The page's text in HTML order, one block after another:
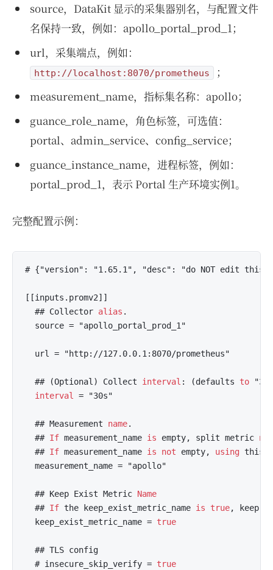
source，DataKit 显示的采集器别名，与配置文件
名保持一致，例如：apollo_portal_prod_1；
url，采集端点，例如：
http://localhost:8070/prometheus ；
measurement_name，指标集名称：apollo；
guance_role_name，角色标签，可选值：
portal、admin_service、config_service；
guance_instance_name，进程标签，例如：
portal_prod_1，表示 Portal 生产环境实例1。
完整配置示例：
# {"version": "1.65.1", "desc": "do NOT edit this
[[inputs.promv2]]
  ## Collector
alias .
  source = "apollo_portal_prod_1"
  url = "http://127.0.0.1:8070/prometheus"
  ## (Optional) Collect
interval : (defaults to
interval = "30s"
  ## Measurement
name.
  ##
If measurement_name is empty, split metric
  ##
If measurement_name is not empty, using this
  measurement_name = "apollo"
  ## Keep Exist Metric
Name
  ##
If the keep_exist_metric_name is true, keep
  keep_exist_metric_name =
true
  ## TLS config
  # insecure_skip_verify =
true